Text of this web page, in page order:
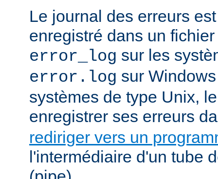
Le journal des erreurs
enregistré dans un
error_log sur les
error.log sur
systèmes de type Unix,
enregistrer ses erreurs
rediriger vers un
l'intermédiaire d'un tube